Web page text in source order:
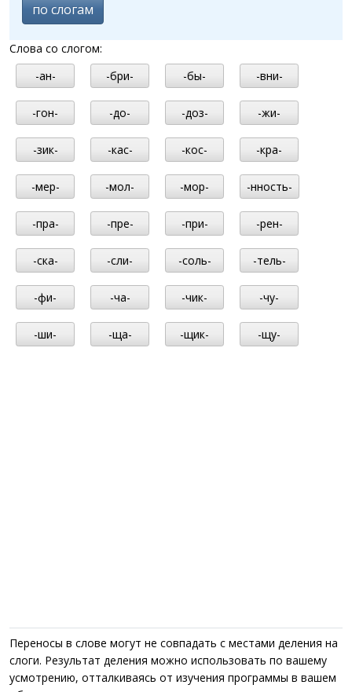
по слогам
Слова со слогом:
-ан-
-бри- -бы- -вни-
-гон- -до- -доз- -жи-
-зик- -кас- -кос- -кра-
-мер- -мол- -мор- -нность-
-пра- -пре- -при- -рен-
-ска- -сли- -соль- -тель-
-фи- -ча- -чик- -чу-
-ши- -ща- -щик- -щу-
Переносы в слове могут не совпадать с местами деления на
слоги. Результат деления можно использовать по вашему
усмотрению, отталкиваясь от изучения программы в вашем